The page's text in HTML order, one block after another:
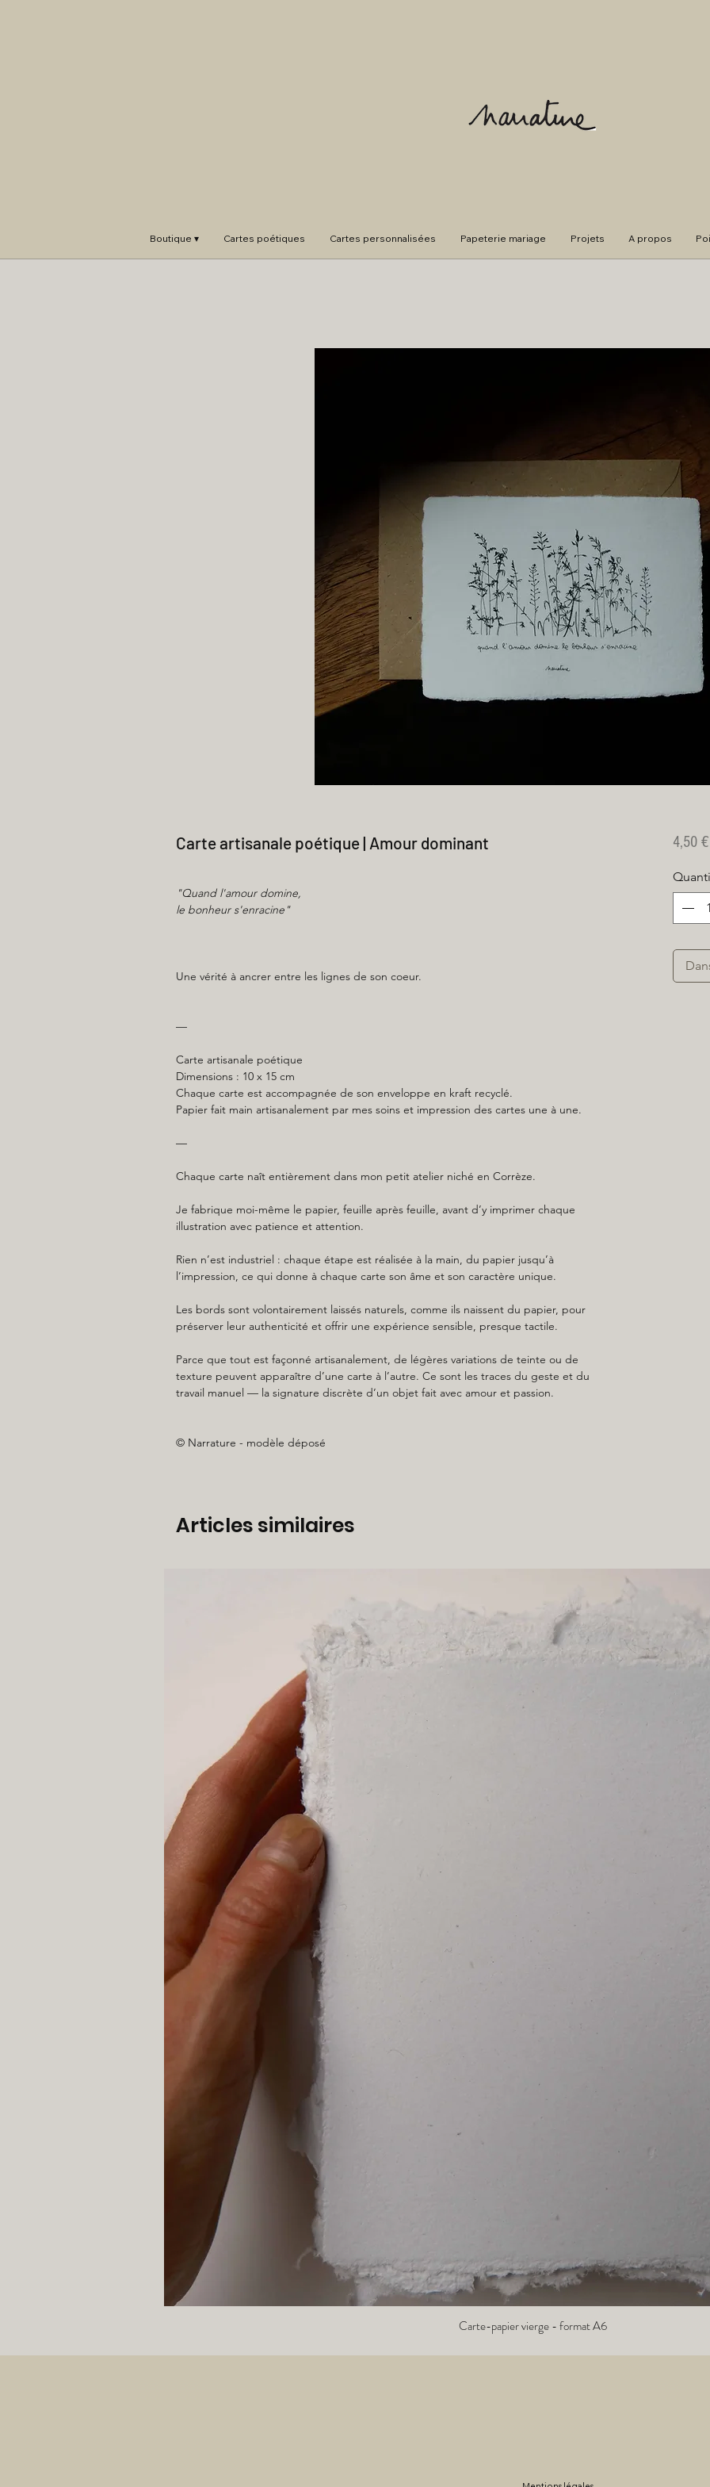
Boutique ▾ Cartes poétiques Cartes personnalisées Papeterie mariage Projets A propos
Carte artisanale poétique | Amour dominant
"Quand l'amour domine,
le bonheur s'enracine"
Une vérité à ancrer entre les lignes de son coeur.
—
Carte artisanale poétique
Dimensions : 10 x 15 cm
Chaque carte est accompagnée de son enveloppe en kraft recyclé.
Papier fait main artisanalement par mes soins et impression des cartes une à une.
—
Chaque carte naît entièrement dans mon petit atelier niché en Corrèze.
Je fabrique moi-même le papier, feuille après feuille, avant d’y imprimer chaque
illustration avec patience et attention.
Rien n’est industriel : chaque étape est réalisée à la main, du papier jusqu’à
l’impression, ce qui donne à chaque carte son âme et son caractère unique.
Les bords sont volontairement laissés naturels, comme ils naissent du papier, pour
préserver leur authenticité et offrir une expérience sensible, presque tactile.
Parce que tout est façonné artisanalement, de légères variations de teinte ou de
texture peuvent apparaître d’une carte à l’autre. Ce sont les traces du geste et du
travail manuel — la signature discrète d’un objet fait avec amour et passion.
© Narrature - modèle déposé
4,50 €
Articles similaires
Aperçu rapide
Carte-papier vierge - format A6